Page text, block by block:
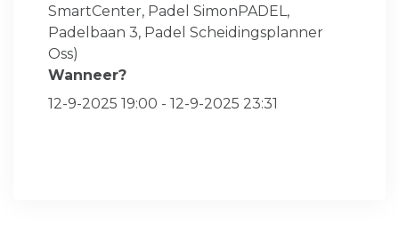
SmartCenter, Padel SimonPADEL,
Padelbaan 3, Padel Scheidingsplanner
Oss)
Wanneer?
12-9-2025 19:00 - 12-9-2025 23:31